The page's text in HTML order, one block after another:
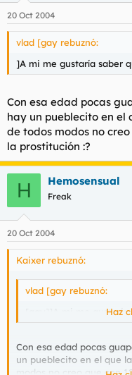
20 Oct 2004
vlad [gay rebuznó:
]A mi me gustaría saber
Con esa edad pocas
hay un pueblecito en el
de todos modos no
la prostitución :?
H Hemosensual
Freak
20 Oct 2004
Kaixer rebuznó:
vlad [gay rebuznó:
[gay]]A mi me gustaría
Haz
Con esa edad pocas
un pueblecito en el que
modos no creo que con